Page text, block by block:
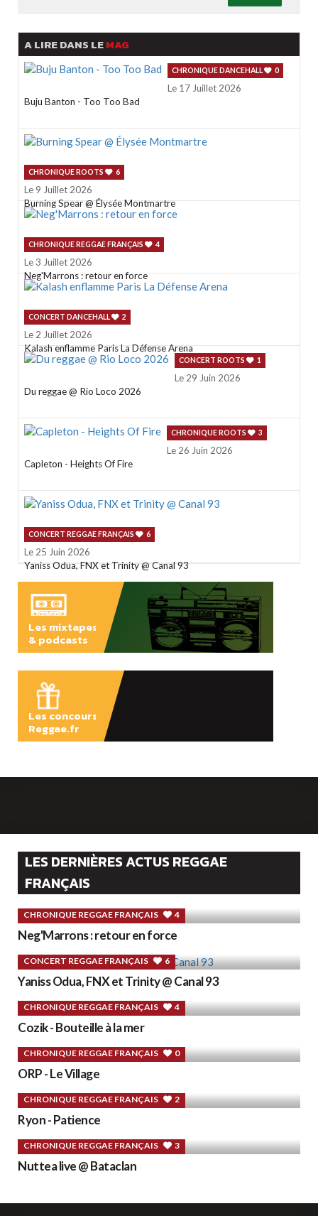
A LIRE DANS LEMAG
CHRONIQUE DANCEHALL 0
Le 17 Juillet 2026
Buju Banton - Too Too Bad
CHRONIQUE ROOTS 6
Le 9 Juillet 2026
Burning Spear @ Élysée Montmartre
CHRONIQUE REGGAE FRANÇAIS 4
Le 3 Juillet 2026
Neg'Marrons : retour en force
CONCERT DANCEHALL 2
Le 2 Juillet 2026
Kalash enflamme Paris La Défense Arena
CONCERT ROOTS 1
Le 29 Juin 2026
Du reggae @ Rio Loco 2026
CHRONIQUE ROOTS 3
Le 26 Juin 2026
Capleton - Heights Of Fire
CONCERT REGGAE FRANÇAIS 6
Le 25 Juin 2026
Yaniss Odua, FNX et Trinity @ Canal 93
Les mixtapes
& podcasts
Les concours
Reggae.fr
LES DERNIÈRES ACTUS REGGAE
FRANÇAIS
CHRONIQUE REGGAE FRANÇAIS 4
Neg'Marrons : retour en force
CONCERT REGGAE FRANÇAIS 6
Yaniss Odua, FNX et Trinity @ Canal 93
CHRONIQUE REGGAE FRANÇAIS 4
Cozik - Bouteille à la mer
CHRONIQUE REGGAE FRANÇAIS 0
ORP - Le Village
CHRONIQUE REGGAE FRANÇAIS 2
Ryon - Patience
CHRONIQUE REGGAE FRANÇAIS 3
Nuttea live @ Bataclan